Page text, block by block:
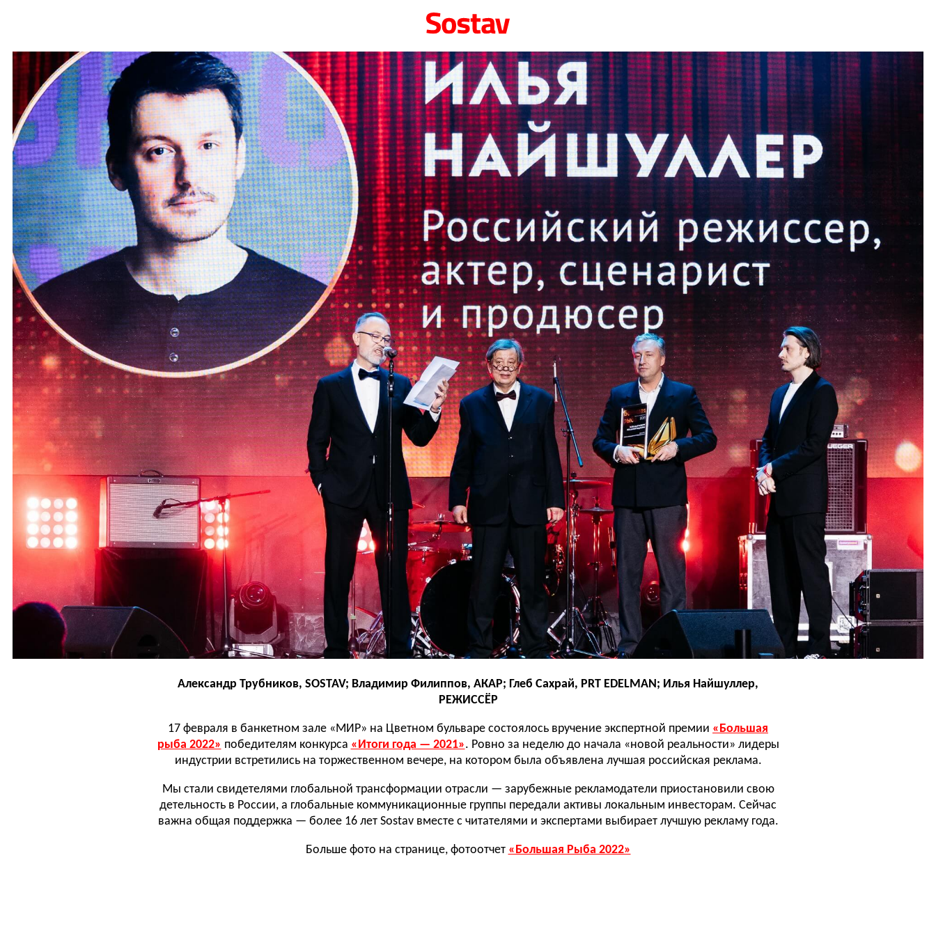
Александр Трубников, SOSTAV; Владимир Филиппов, АКАР; Глеб Сахрай, PRT EDELMAN; Илья Найшуллер,
РЕЖИССЁР
17 февраля в банкетном зале «МИР» на Цветном бульваре состоялось вручение экспертной премии «Большая
рыба 2022» победителям конкурса «Итоги года — 2021». Ровно за неделю до начала «новой реальности» лидеры
индустрии встретились на торжественном вечере, на котором была объявлена лучшая российская реклама.
Мы стали свидетелями глобальной трансформации отрасли — зарубежные рекламодатели приостановили свою
детельность в России, а глобальные коммуникационные группы передали активы локальным инвесторам. Сейчас
важна общая поддержка — более 16 лет Sostav вместе с читателями и экспертами выбирает лучшую рекламу года.
Больше фото на странице, фотоотчет «Большая Рыба 2022»